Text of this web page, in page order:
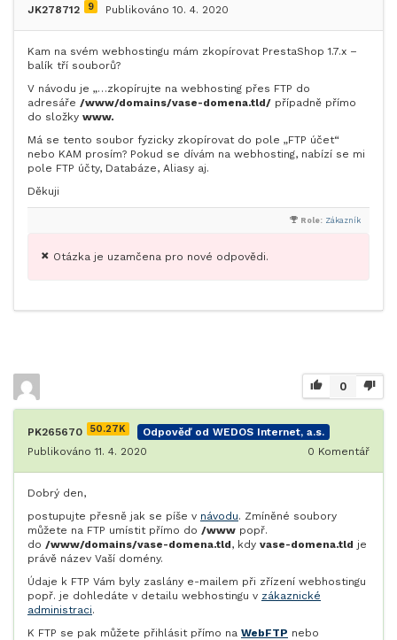
JK278712 9 Publikováno 10. 4. 2020
Kam na svém webhostingu mám zkopírovat PrestaShop 1.7.x –
balík tří souborů?
V návodu je „…zkopírujte na webhosting přes FTP do
adresáře /www/domains/vase-domena.tld/ případně přímo
do složky www.
Má se tento soubor fyzicky zkopírovat do pole „FTP účet“
nebo KAM prosím? Pokud se dívám na webhosting, nabízí se mi
pole FTP účty, Databáze, Aliasy aj.
Děkuji
Role: Zákazník
Otázka je uzamčena pro nové odpovědi.
0
PK265670 50.27K
Odpověď od WEDOS Internet, a.s.
Publikováno 11. 4. 2020
0 Komentář
Dobrý den,
postupujte přesně jak se píše v návodu. Zmíněné soubory
můžete na FTP umístit přímo do /www popř.
do /www/domains/vase-domena.tld, kdy vase-domena.tld je
právě název Vaší domény.
Údaje k FTP Vám byly zaslány e-mailem při zřízení webhostingu
popř. je dohledáte v detailu webhostingu v zákaznické
administraci.
K FTP se pak můžete přihlásit přímo na WebFTP nebo